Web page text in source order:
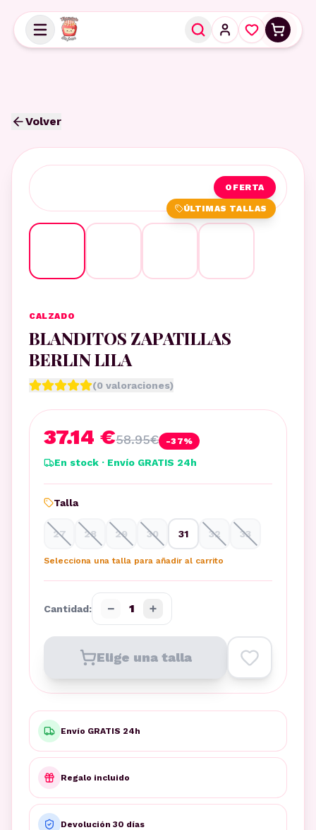
Volver
OFERTA
ÚLTIMAS TALLAS
CALZADO
BLANDITOS ZAPATILLAS
BERLIN LILA
(0 valoraciones)
37.14 €58.95€ -37%
En stock · Envío GRATIS 24h
Talla
27 28 29 30 31 32 33
Selecciona una talla para añadir al carrito
Cantidad: − 1 +
Elige una talla
Envío GRATIS 24h
Regalo incluido
Devolución 30 días